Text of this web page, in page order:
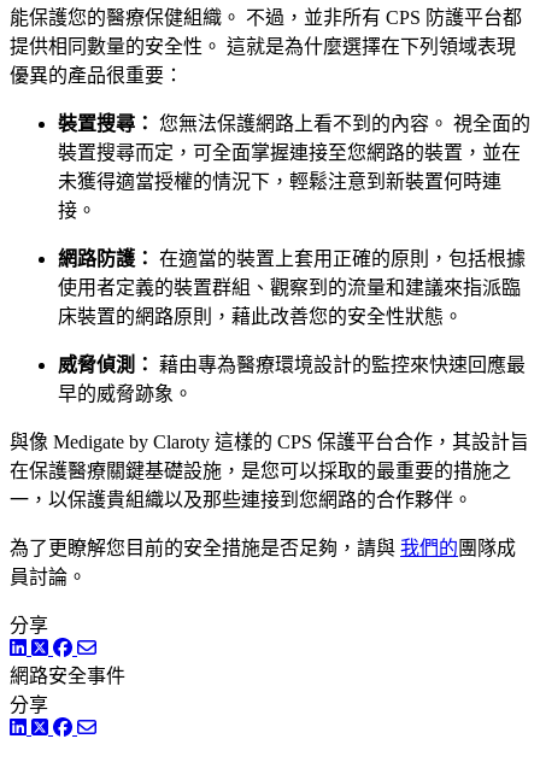
能保護您的醫療保健組織。 不過，並非所有 CPS 防護平台都
提供相同數量的安全性。 這就是為什麼選擇在下列領域表現
優異的產品很重要：
裝置搜尋： 您無法保護網路上看不到的內容。 視全面的
裝置搜尋而定，可全面掌握連接至您網路的裝置，並在
未獲得適當授權的情況下，輕鬆注意到新裝置何時連
接。
網路防護： 在適當的裝置上套用正確的原則，包括根據
使用者定義的裝置群組、觀察到的流量和建議來指派臨
床裝置的網路原則，藉此改善您的安全性狀態。
威脅偵測： 藉由專為醫療環境設計的監控來快速回應最
早的威脅跡象。
與像 Medigate by Claroty 這樣的 CPS 保護平台合作，其設計旨
在保護醫療關鍵基礎設施，是您可以採取的最重要的措施之
一，以保護貴組織以及那些連接到您網路的合作夥伴。
為了更瞭解您目前的安全措施是否足夠，請與 我們的 團隊成
員討論。
分享
LinkedIn
TwitterFacebook
網路安全事件
分享
LinkedIn
TwitterFacebook